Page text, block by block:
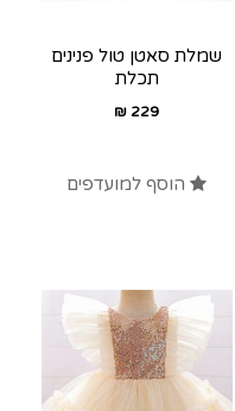
שמלת סאטן טול פנינים
תכלת
229
₪
הוסף למועדפים